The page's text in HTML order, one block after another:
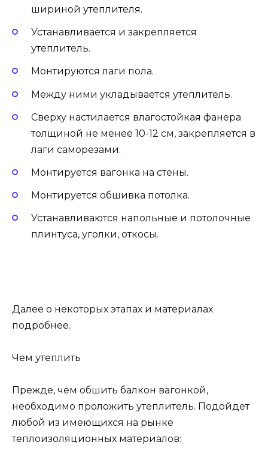
шириной утеплителя.
Устанавливается и закрепляется
утеплитель.
Монтируются лаги пола.
Между ними укладывается утеплитель.
Сверху настилается влагостойкая фанера
толщиной не менее 10-12 см, закрепляется в
лаги саморезами.
Монтируется вагонка на стены.
Монтируется обшивка потолка.
Устанавливаются напольные и потолочные
плинтуса, уголки, откосы.
Далее о некоторых этапах и материалах
подробнее.
Чем утеплить
Прежде, чем обшить балкон вагонкой,
необходимо проложить утеплитель. Подойдет
любой из имеющихся на рынке
теплоизоляционных материалов: